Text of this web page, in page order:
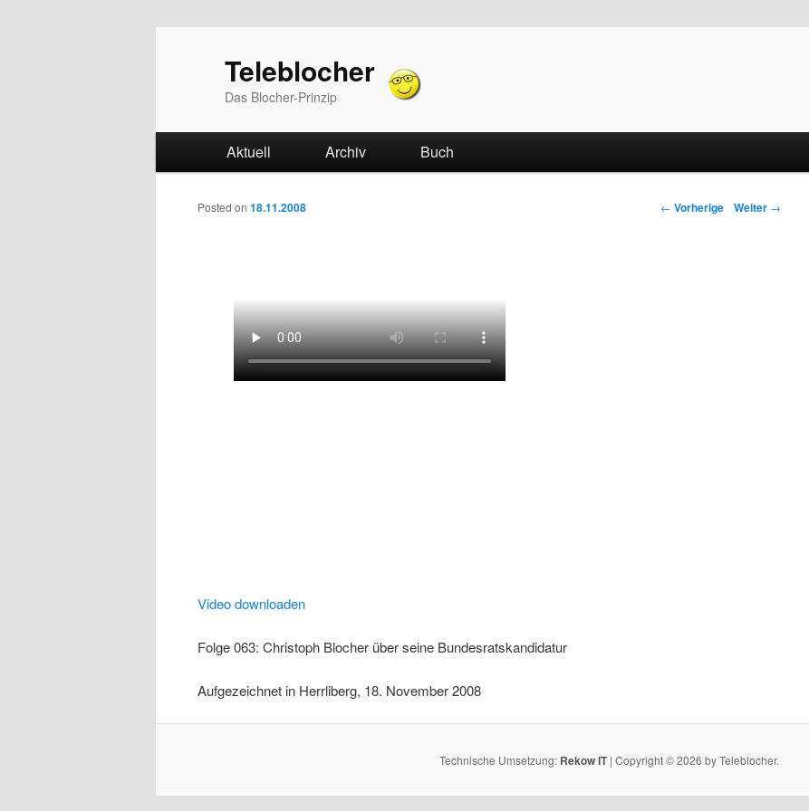
Teleblocher
Das Blocher-Prinzip
Zum Inhalt wechseln
Zum sekundären Inhalt wechseln
Aktuell Archiv Buch
Beitrags-Navigation ← Vorherige Weiter →
Video downloaden
Folge 063: Christoph Blocher über seine Bundesratskandidatur
Aufgezeichnet in Herrliberg, 18. November 2008
Posted on 18.11.2008
Technische Umsetzung: Rekow IT| Copyright © 2026 by Teleblocher.